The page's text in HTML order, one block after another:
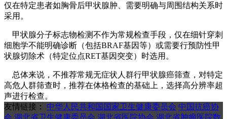
仅在特定患者如胸骨后甲状腺肿、需要明确与周围结构关系时
采用。
甲状腺分子标志物检测不作为常规检查手段，仅在细针穿刺
细胞学不能明确诊断（包括BRAF基因等）或需要行预防性甲
状腺切除术（特定位点RET基因突变）时选用。
总体来说，不推荐常规无症状人群行甲状腺癌筛查，对特定
高危人群筛查时，推荐在体格检查的基础上，选择高分辨率超
声进行检查。
友情链接：
中华人民共和国国家卫生健康委员会 中国抗癌协
会 湖北省卫生健康委员会 湖北省医院协会 湖北省肿瘤医院数